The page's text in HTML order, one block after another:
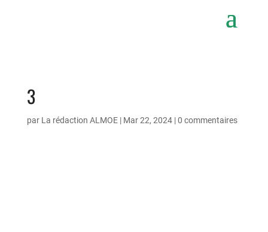
3
par La rédaction ALMOE| Mar 22, 2024|0 commentaires